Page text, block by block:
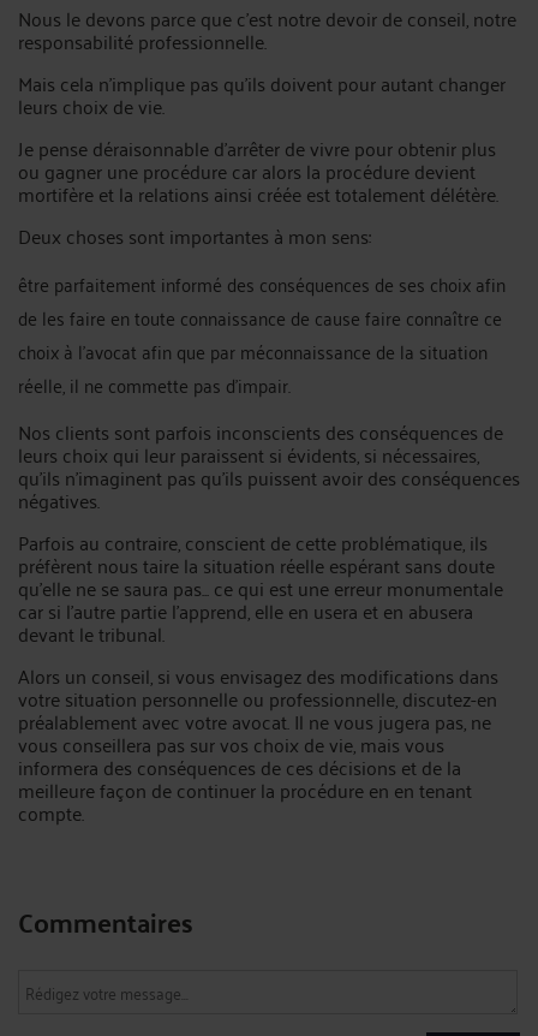
Nous le devons parce que c'est notre devoir de conseil, notre
responsabilité professionnelle.
Mais cela n'implique pas qu'ils doivent pour autant changer
leurs choix de vie.
Je pense déraisonnable d'arrêter de vivre pour obtenir plus
ou gagner une procédure car alors la procédure devient
mortifère et la relations ainsi créée est totalement délétère.
Deux choses sont importantes à mon sens:
être parfaitement informé des conséquences de ses choix afin
de les faire en toute connaissance de cause faire connaître ce
choix à l'avocat afin que par méconnaissance de la situation
réelle, il ne commette pas d'impair.
Nos clients sont parfois inconscients des conséquences de
leurs choix qui leur paraissent si évidents, si nécessaires,
qu'ils n'imaginent pas qu'ils puissent avoir des conséquences
négatives.
Parfois au contraire, conscient de cette problématique, ils
préfèrent nous taire la situation réelle espérant sans doute
qu'elle ne se saura pas... ce qui est une erreur monumentale
car si l'autre partie l'apprend, elle en usera et en abusera
devant le tribunal.
Alors un conseil, si vous envisagez des modifications dans
votre situation personnelle ou professionnelle, discutez-en
préalablement avec votre avocat. Il ne vous jugera pas, ne
vous conseillera pas sur vos choix de vie, mais vous
informera des conséquences de ces décisions et de la
meilleure façon de continuer la procédure en en tenant
compte.
Commentaires